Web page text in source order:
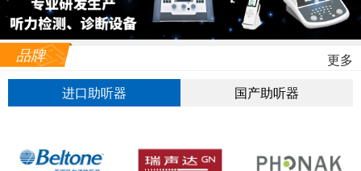
品牌
更多
进口助听器
国产助听器